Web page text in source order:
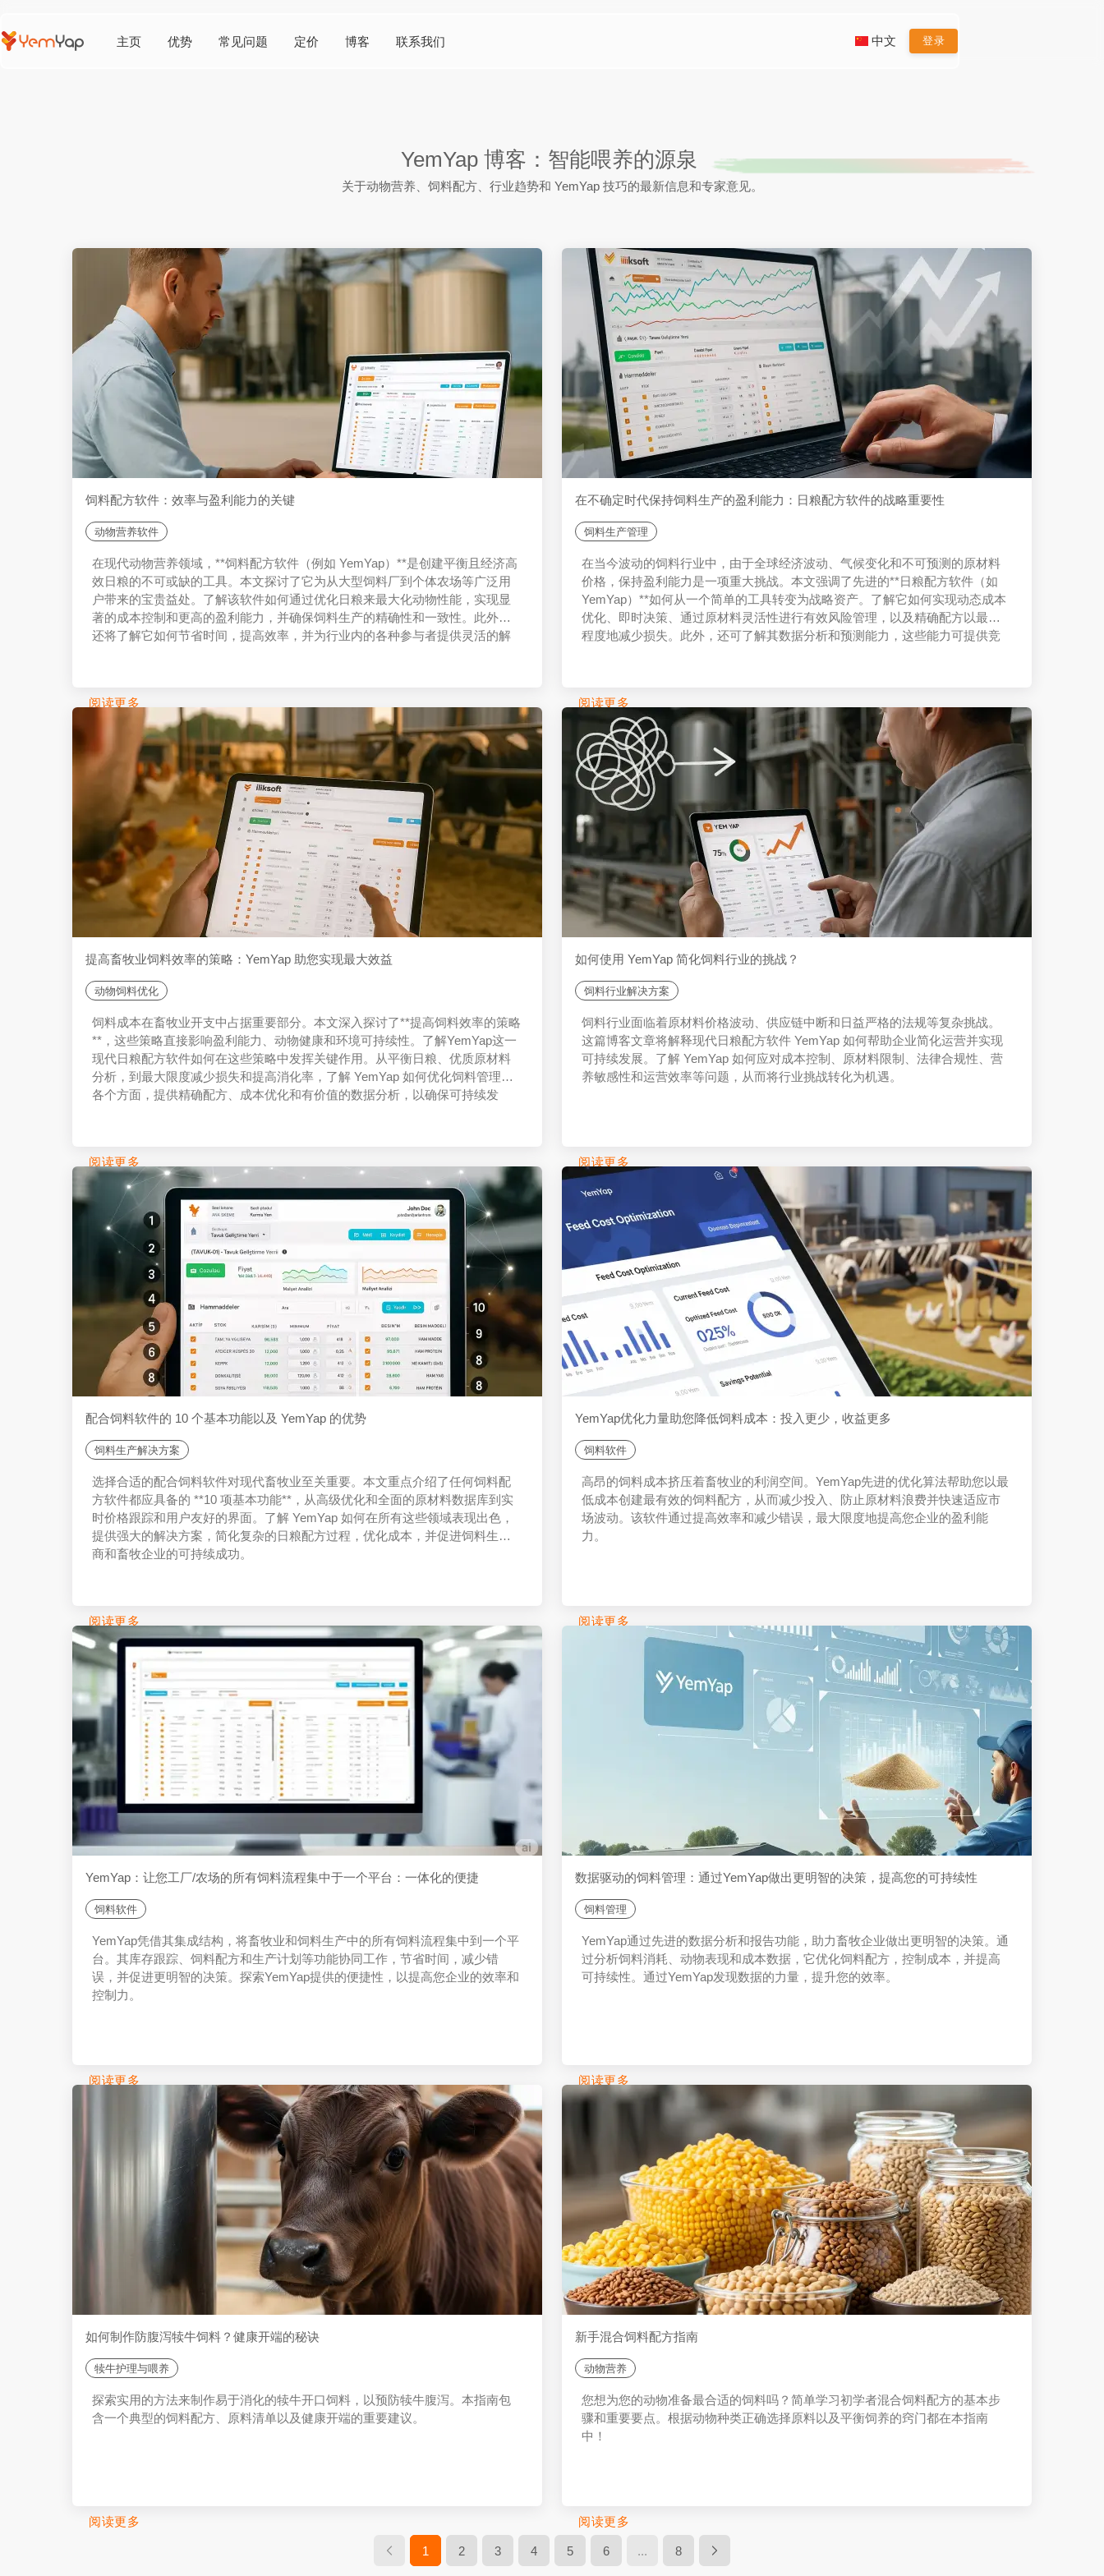
主页 优势 常见问题 定价 博客 联系我们 中文 登录
YemYap 博客：智能喂养的源泉
关于动物营养、饲料配方、行业趋势和 YemYap 技巧的最新信息和专家意见。
饲料配方软件：效率与盈利能力的关键
动物营养软件
在现代动物营养领域，**饲料配方软件（例如 YemYap）**是创建平衡且经济高
效日粮的不可或缺的工具。本文探讨了它为从大型饲料厂到个体农场等广泛用
户带来的宝贵益处。了解该软件如何通过优化日粮来最大化动物性能，实现显
著的成本控制和更高的盈利能力，并确保饲料生产的精确性和一致性。此外，
还将了解它如何节省时间，提高效率，并为行业内的各种参与者提供灵活的解
阅读更多
在不确定时代保持饲料生产的盈利能力：日粮配方软件的战略重要性
饲料生产管理
在当今波动的饲料行业中，由于全球经济波动、气候变化和不可预测的原材料
价格，保持盈利能力是一项重大挑战。本文强调了先进的**日粮配方软件（如
YemYap）**如何从一个简单的工具转变为战略资产。了解它如何实现动态成本
优化、即时决策、通过原材料灵活性进行有效风险管理，以及精确配方以最大
程度地减少损失。此外，还可了解其数据分析和预测能力，这些能力可提供竞
阅读更多
提高畜牧业饲料效率的策略：YemYap 助您实现最大效益
动物饲料优化
饲料成本在畜牧业开支中占据重要部分。本文深入探讨了**提高饲料效率的策略
**，这些策略直接影响盈利能力、动物健康和环境可持续性。了解YemYap这一
现代日粮配方软件如何在这些策略中发挥关键作用。从平衡日粮、优质原材料
分析，到最大限度减少损失和提高消化率，了解 YemYap 如何优化饲料管理的
各个方面，提供精确配方、成本优化和有价值的数据分析，以确保可持续发
阅读更多
如何使用 YemYap 简化饲料行业的挑战？
饲料行业解决方案
饲料行业面临着原材料价格波动、供应链中断和日益严格的法规等复杂挑战。
这篇博客文章将解释现代日粮配方软件 YemYap 如何帮助企业简化运营并实现
可持续发展。了解 YemYap 如何应对成本控制、原材料限制、法律合规性、营
养敏感性和运营效率等问题，从而将行业挑战转化为机遇。
阅读更多
配合饲料软件的 10 个基本功能以及 YemYap 的优势
饲料生产解决方案
选择合适的配合饲料软件对现代畜牧业至关重要。本文重点介绍了任何饲料配
方软件都应具备的 **10 项基本功能**，从高级优化和全面的原材料数据库到实
时价格跟踪和用户友好的界面。了解 YemYap 如何在所有这些领域表现出色，
提供强大的解决方案，简化复杂的日粮配方过程，优化成本，并促进饲料生产
商和畜牧企业的可持续成功。
阅读更多
YemYap优化力量助您降低饲料成本：投入更少，收益更多
饲料软件
高昂的饲料成本挤压着畜牧业的利润空间。YemYap先进的优化算法帮助您以最
低成本创建最有效的饲料配方，从而减少投入、防止原材料浪费并快速适应市
场波动。该软件通过提高效率和减少错误，最大限度地提高您企业的盈利能
力。
阅读更多
YemYap：让您工厂/农场的所有饲料流程集中于一个平台：一体化的便捷
饲料软件
YemYap凭借其集成结构，将畜牧业和饲料生产中的所有饲料流程集中到一个平
台。其库存跟踪、饲料配方和生产计划等功能协同工作，节省时间，减少错
误，并促进更明智的决策。探索YemYap提供的便捷性，以提高您企业的效率和
控制力。
阅读更多
数据驱动的饲料管理：通过YemYap做出更明智的决策，提高您的可持续性
饲料管理
YemYap通过先进的数据分析和报告功能，助力畜牧企业做出更明智的决策。通
过分析饲料消耗、动物表现和成本数据，它优化饲料配方，控制成本，并提高
可持续性。通过YemYap发现数据的力量，提升您的效率。
阅读更多
如何制作防腹泻犊牛饲料？健康开端的秘诀
犊牛护理与喂养
探索实用的方法来制作易于消化的犊牛开口饲料，以预防犊牛腹泻。本指南包
含一个典型的饲料配方、原料清单以及健康开端的重要建议。
阅读更多
新手混合饲料配方指南
动物营养
您想为您的动物准备最合适的饲料吗？简单学习初学者混合饲料配方的基本步
骤和重要要点。根据动物种类正确选择原料以及平衡饲养的窍门都在本指南
中！
阅读更多
1 2 3 4 5 6 ... 8